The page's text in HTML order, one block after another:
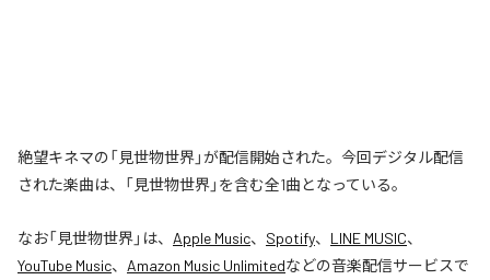
絶望キネマの「見世物世界」が配信開始された。今回デジタル配信
された楽曲は、「見世物世界」を含む全1曲となっている。
なお「見世物世界」は、 Apple Music、 Spotify、 LINE MUSIC、
YouTube Music、 Amazon Music Unlimitedなどの音楽配信サービスで